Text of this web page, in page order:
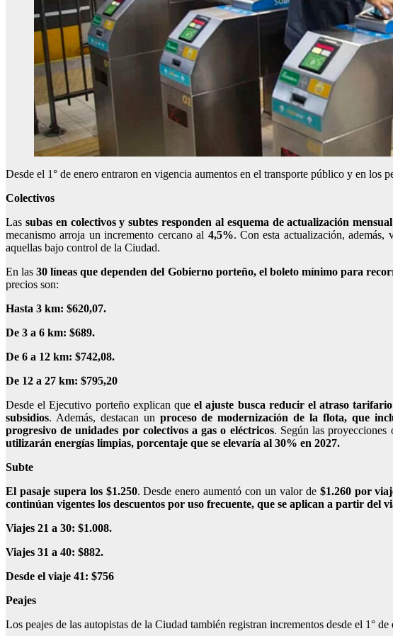
Desde el 1° de enero entraron en vigencia aumentos en el transporte público y en los
Colectivos
Las subas en colectivos y subtes responden al esquema de actualización
mecanismo arroja un incremento cercano al 4,5%. Con esta actualización, además,
aquellas bajo control de la Ciudad.
En las30 líneas que dependen del Gobierno porteño, el boleto mínimo para
precios son:
Hasta 3 km: $620,07.
De 3 a 6 km: $689.
De 6 a 12 km: $742,08.
De 12 a 27 km: $795,20
Desde el Ejecutivo porteño explican queel ajuste busca reducir el atraso
subsidios. Además, destacan un proceso de modernización de la flota, que
progresivo de unidades por colectivos a gas o eléctricos. Según las
utilizarán energías limpias, porcentaje que se elevaría al 30% en 2027.
Subte
El pasaje supera los $1.250. Desde enero aumentó con un valor de$1.260 por
continúan vigentes los descuentos por uso frecuente, que se aplican a partir del
Viajes 21 a 30: $1.008.
Viajes 31 a 40: $882.
Desde el viaje 41: $756
Peajes
Los peajes de las autopistas de la Ciudad también registran incrementos desde el 1°